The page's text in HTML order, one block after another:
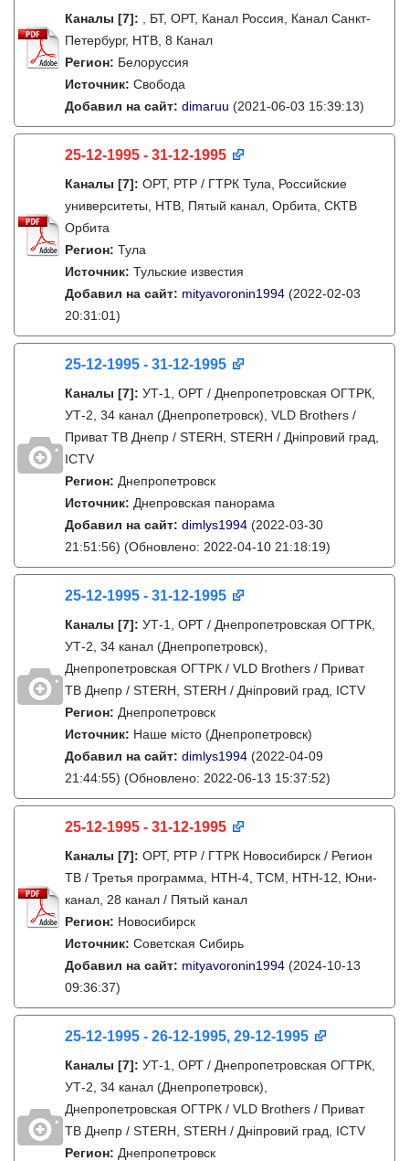
Каналы [7]:
, БТ, ОРТ, Канал Россия, Канал Санкт-
Петербург, НТВ, 8 Канал
Регион: Белоруссия
Источник: Свобода
Добавил на сайт: dimaruu (2021-06-03 15:39:13)
25-12-1995 - 31-12-1995
Каналы [7]: ОРТ, РТР / ГТРК Тула, Российские
университеты, НТВ, Пятый канал, Орбита, СКТВ
Орбита
Регион: Тула
Источник: Тульские известия
Добавил на сайт: mityavoronin1994 (2022-02-03
20:31:01)
25-12-1995 - 31-12-1995
Каналы [7]: УТ-1, ОРТ / Днепропетровская ОГТРК,
УТ-2, 34 канал (Днепропетровск), VLD Brothers /
Приват ТВ Днепр / STERH, STERH / Дніпровий град,
ICTV
Регион: Днепропетровск
Источник: Днепровская панорама
Добавил на сайт: dimlys1994 (2022-03-30
21:51:56) (Обновлено: 2022-04-10 21:18:19)
25-12-1995 - 31-12-1995
Каналы [7]: УТ-1, ОРТ / Днепропетровская ОГТРК,
УТ-2, 34 канал (Днепропетровск),
Днепропетровская ОГТРК / VLD Brothers / Приват
ТВ Днепр / STERH, STERH / Дніпровий град, ICTV
Регион: Днепропетровск
Источник: Наше місто (Днепропетровск)
Добавил на сайт: dimlys1994 (2022-04-09
21:44:55) (Обновлено: 2022-06-13 15:37:52)
25-12-1995 - 31-12-1995
Каналы [7]: ОРТ, РТР / ГТРК Новосибирск / Регион
ТВ / Третья программа, НТН-4, ТСМ, НТН-12, Юни-
канал, 28 канал / Пятый канал
Регион: Новосибирск
Источник: Советская Сибирь
Добавил на сайт: mityavoronin1994 (2024-10-13
09:36:37)
25-12-1995 - 26-12-1995, 29-12-1995
Каналы [7]: УТ-1, ОРТ / Днепропетровская ОГТРК,
УТ-2, 34 канал (Днепропетровск),
Днепропетровская ОГТРК / VLD Brothers / Приват
ТВ Днепр / STERH, STERH / Дніпровий град, ICTV
Регион: Днепропетровск